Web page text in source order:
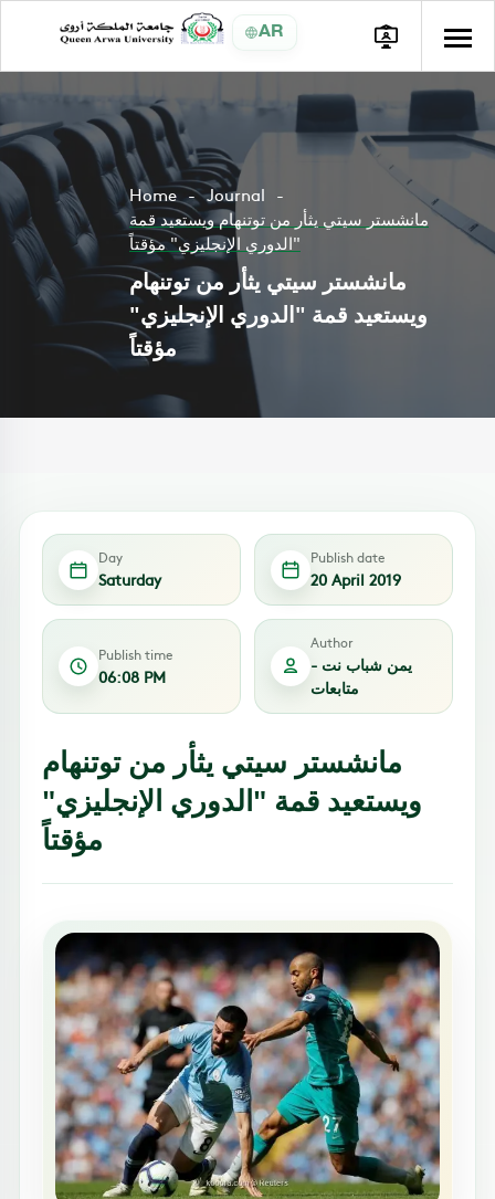
AR
Home
Journal
مانشستر سيتي يثأر من توتنهام ويستعيد قمة
"الدوري الإنجليزي" مؤقتاً
مانشستر سيتي يثأر من توتنهام
ويستعيد قمة "الدوري الإنجليزي"
مؤقتاً
Day
Saturday
Publish date
20 April 2019
Publish time
06:08 PM
Author
يمن شباب نت -
متابعات
مانشستر سيتي يثأر من توتنهام
ويستعيد قمة "الدوري الإنجليزي"
مؤقتاً